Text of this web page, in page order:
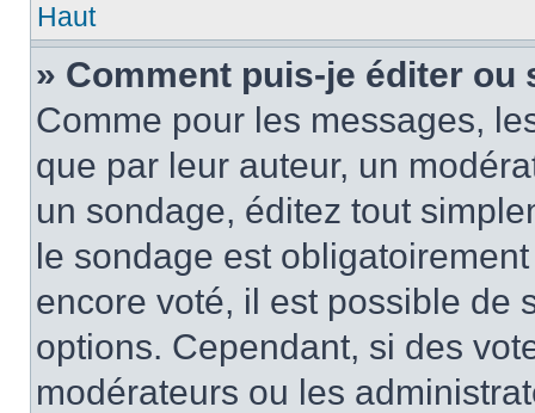
Haut
» Comment puis-je éditer ou
Comme pour les messages,
que par leur auteur, un
un sondage, éditez tout
le sondage est
encore voté, il est possible de
options. Cependant, si des
modérateurs ou les